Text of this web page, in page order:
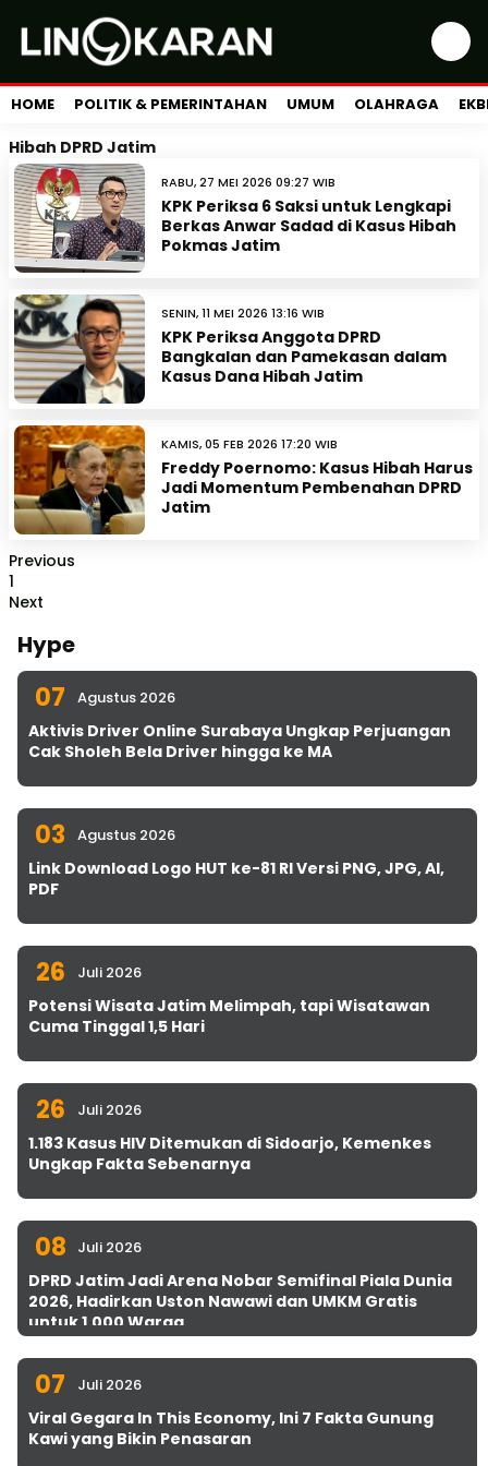
HOME POLITIK & PEMERINTAHAN UMUM OLAHRAGA
Hibah DPRD Jatim
RABU, 27 MEI 2026 09:27 WIB
KPK Periksa 6 Saksi untuk Lengkapi
Berkas Anwar Sadad di Kasus Hibah
Pokmas Jatim
SENIN, 11 MEI 2026 13:16 WIB
KPK Periksa Anggota DPRD
Bangkalan dan Pamekasan dalam
Kasus Dana Hibah Jatim
KAMIS, 05 FEB 2026 17:20 WIB
Freddy Poernomo: Kasus Hibah Harus
Jadi Momentum Pembenahan DPRD
Jatim
Previous
1
Next
Hype
07 Agustus 2026
Aktivis Driver Online Surabaya Ungkap Perjuangan
Cak Sholeh Bela Driver hingga ke MA
03 Agustus 2026
Link Download Logo HUT ke-81 RI Versi PNG, JPG, AI,
PDF
26 Juli 2026
Potensi Wisata Jatim Melimpah, tapi Wisatawan
Cuma Tinggal 1,5 Hari
26 Juli 2026
1.183 Kasus HIV Ditemukan di Sidoarjo, Kemenkes
Ungkap Fakta Sebenarnya
08 Juli 2026
DPRD Jatim Jadi Arena Nobar Semifinal Piala Dunia
2026, Hadirkan Uston Nawawi dan UMKM Gratis
untuk 1.000 Warga
07 Juli 2026
Viral Gegara In This Economy, Ini 7 Fakta Gunung
Kawi yang Bikin Penasaran